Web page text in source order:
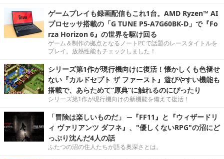
ゲームプレイも録画配信もこれ1台。AMD Ryzen™ AI
プロセッサ搭載の「G TUNE P5-A7G60BK-D」で『Fo
rza Horizon 6』の世界を駆け回る
ゲーム＆制作の拠点となるノートPCで話題のレースタイトルを
プレイ。放熱性能もチェックしました！
シリーズ第1作が現行機向けに復活！懐かしくも色褪せ
ない『カルドセプト ザ ファースト』遊びやすい機能も
搭載で、あらためて“原典”に触れるのにぴったり
シリーズ第1作が現行機向けの新機能を備えて復活！
「冒険は楽しいものだ」 ─『FF11』と『ウィザードリ
ィ ヴァリアンツ ダフネ』、"優しくないRPG"の沼にど
っぷり沈んだ4人の話
ふたつの沼の住人たちが語る奥深さとは。